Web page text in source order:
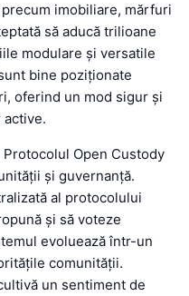
imobiliare, mărfuri
să aducă trilioane
modulare și versatile
bine poziționate
oferind un mod sigur și
Open Custody
și guvernanță.
al protocolului
și să voteze
evoluează într-un
comunității.
un sentiment de